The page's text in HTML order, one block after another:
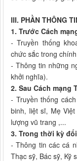
III. PHẦN THÔNG
1. Trước Cách
- Truyền thống
chức sắc trong
- Thông tin những
khởi nghĩa).
2. Sau Cách mạng
- Truyền thống
binh, liệt sĩ, Mẹ
lượng vũ trang ,...
3. Trong thời kỳ
- Thông tin các cá
Thạc sỹ, Bác sỹ, Kỹ